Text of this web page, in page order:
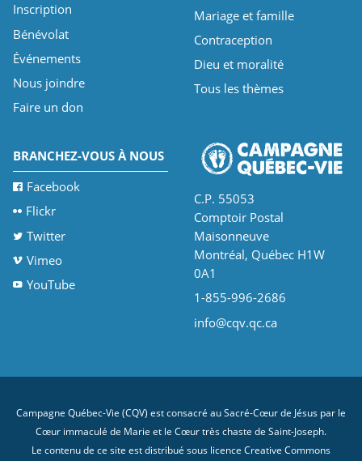
Inscription
Bénévolat
Événements
Nous joindre
Faire un don
Mariage et famille
Contraception
Dieu et moralité
Tous les thèmes
BRANCHEZ-VOUS À NOUS
Facebook
Flickr
Twitter
Vimeo
YouTube
C.P. 55053
Comptoir Postal
Maisonneuve
Montréal, Québec H1W
0A1
1-855-996-2686
info@cqv.qc.ca
Campagne Québec-Vie (CQV) est consacré au Sacré-Cœur de Jésus par le
Cœur immaculé de Marie et le Cœur très chaste de Saint-Joseph.
Le contenu de ce site est distribué sous licence Creative Commons